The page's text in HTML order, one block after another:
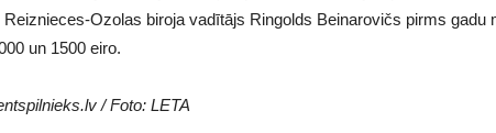
Reiznieces-Ozolas biroja vadītājs Ringolds Beinarovičs pirms gadu
un 1500 eiro.
/ Foto: LETA